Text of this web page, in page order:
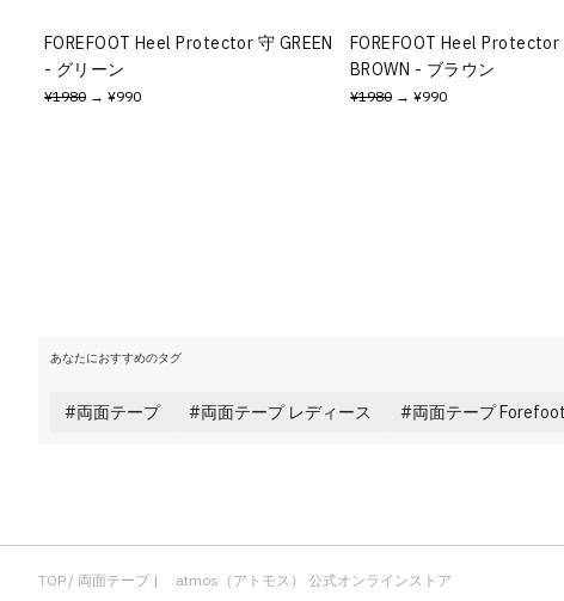
すべてのウェア
FOREFOOT Heel Protector 守 GREEN
- グリーン
¥1980 → ¥990
FOREFOOT Heel Protector
BROWN - ブラウン
¥1980 → ¥990
あなたにおすすめのタグ
両面テープ 両面テープ レディース 両面テープ Forefoot
TOP 両面テープ | atmos（アトモス） 公式オンラインストア